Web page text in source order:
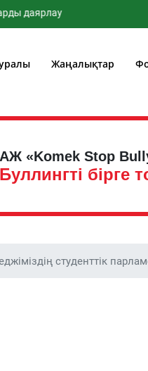
Жаңалықтар
АЖ «Komek Stop
Буллингті бірге
студенттік